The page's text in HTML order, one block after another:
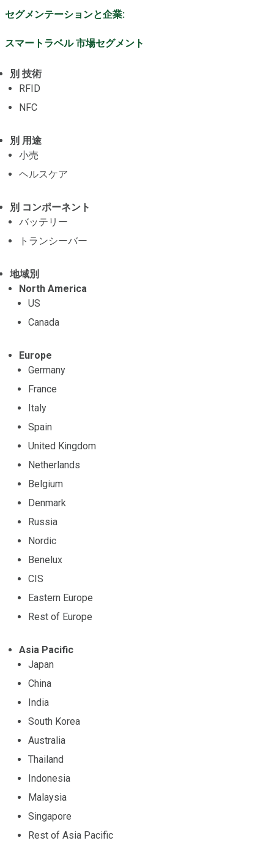
セグメンテーションと企業:
スマートラベル 市場セグメント
別 技術
RFID
NFC
別 用途
小売
ヘルスケア
別 コンポーネント
バッテリー
トランシーバー
地域別
North America
US
Canada
Europe
Germany
France
Italy
Spain
United Kingdom
Netherlands
Belgium
Denmark
Russia
Nordic
Benelux
CIS
Eastern Europe
Rest of Europe
Asia Pacific
Japan
China
India
South Korea
Australia
Thailand
Indonesia
Malaysia
Singapore
Rest of Asia Pacific